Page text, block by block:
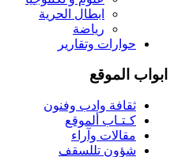
ابطال الحرية
رياضة
حوارات وتقارير
ابواب الموقع
ثقافة وادب وفنون
كـتـاب ألموقع
مقالات وآراء
شؤون تللسقف